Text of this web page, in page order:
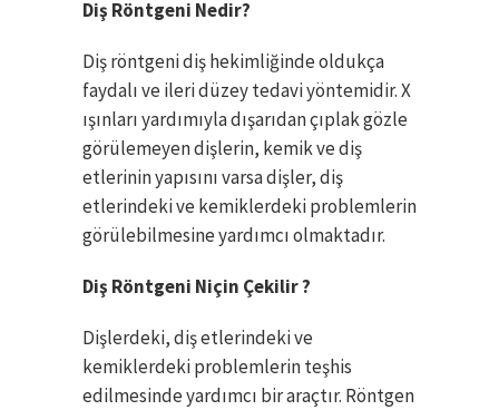
Diş Röntgeni Nedir?
Diş röntgeni diş hekimliğinde oldukça
faydalı ve ileri düzey tedavi yöntemidir. X
ışınları yardımıyla dışarıdan çıplak gözle
görülemeyen dişlerin, kemik ve diş
etlerinin yapısını varsa dişler, diş
etlerindeki ve kemiklerdeki problemlerin
görülebilmesine yardımcı olmaktadır.
Diş Röntgeni Niçin Çekilir ?
Dişlerdeki, diş etlerindeki ve
kemiklerdeki problemlerin teşhis
edilmesinde yardımcı bir araçtır. Röntgen